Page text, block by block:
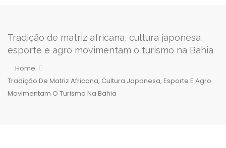
Tradição de matriz africana, cultura japonesa,
esporte e agro movimentam o turismo na Bahia
Home
Tradição De Matriz Africana, Cultura Japonesa, Esporte E Agro
Movimentam O Turismo Na Bahia